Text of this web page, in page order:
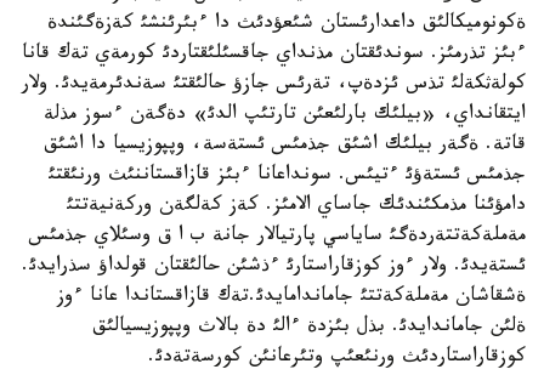
ةكونوميكالئق داعدارئستان شئعؤدئث دا ءبئرئنشئ كةزةگئندة
ءبئز تذرمئز. سوندئقتان مذنداي جاقسئلئقتاردئ كورمةي تةك قانا
كولةثكةلئ تذس ئزدةپ، تةرئس جازؤ حالئقتئ سةندئرمةيدئ. ولار
ايتقانداي، «بيلئك بارلئعئن تارتئپ الدئ» دةگةن ءسوز مذلة
قاتة. ةگةر بيلئك اشئق جذمئس ئستةسة، وپپوزيسيا دا اشئق
جذمئس ئستةؤئ ءتيئس. سونداعانا ءبئز قازاقستاننئث ورنئقتئ
دامؤئنا مذمكئندئك جاساي الامئز. كةز كةلگةن وركةنيةتتئ
مةملةكةتتةردةگئ ساياسي پارتيالار جانة ب ا ق وسئلاي جذمئس
ئستةيدئ. ولار ءوز كوزقاراستارئ ءذشئن حالئقتان قولداؤ سذرايدئ.
ةشقاشان مةملةكةتتئ جاماندامايدئ.تةك قازاقستاندا عانا ءوز
ةلئن جاماندايدئ. بذل بئزدة ءالئ دة بالاث وپپوزيسيالئق
كوزقاراستاردئث ورنئعئپ وتئرعانئن كورسةتةدئ.